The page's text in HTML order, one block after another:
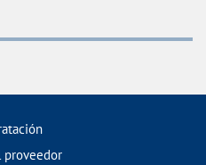
proveedor